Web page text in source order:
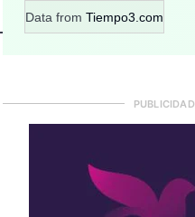
Data from Tiempo3.com
PUBLICIDAD